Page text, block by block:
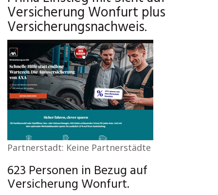
Versicherung Wonfurt plus
Versicherungsnachweis.
Partnerstadt: Keine Partnerstädte
623 Personen in Bezug auf
Versicherung Wonfurt.